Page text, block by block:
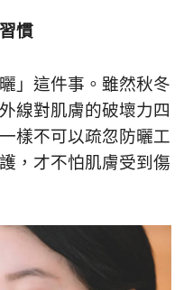
慣
」這件事。雖然秋冬
線對肌膚的破壞力四
樣不可以疏忽防曬工
，才不怕肌膚受到傷